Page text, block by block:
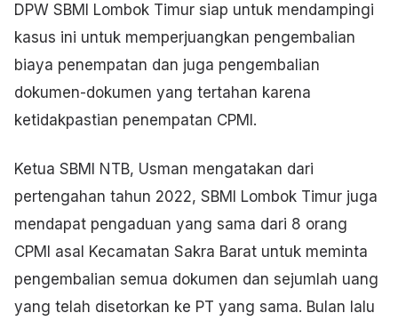
DPW SBMI Lombok Timur siap untuk mendampingi
kasus ini untuk memperjuangkan pengembalian
biaya penempatan dan juga pengembalian
dokumen-dokumen yang tertahan karena
ketidakpastian penempatan CPMI.
Ketua SBMI NTB, Usman mengatakan dari
pertengahan tahun 2022, SBMI Lombok Timur juga
mendapat pengaduan yang sama dari 8 orang
CPMI asal Kecamatan Sakra Barat untuk meminta
pengembalian semua dokumen dan sejumlah uang
yang telah disetorkan ke PT yang sama. Bulan lalu